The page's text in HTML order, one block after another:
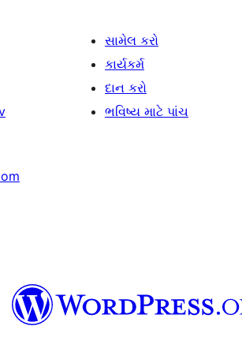
સામેલ કરો
કાર્યકર્મ
દાન કરો
ભવિષ્ય માટે પાંચ